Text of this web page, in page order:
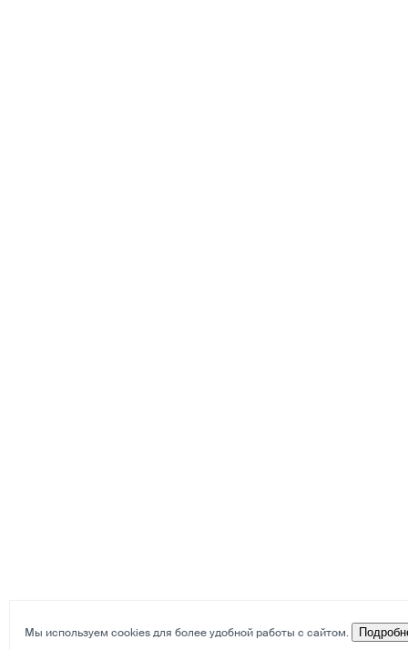
Мы используем cookies для более удобной работы с сайтом.